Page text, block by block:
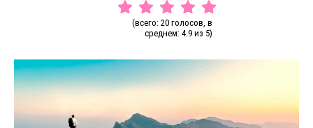
(всего: 20 голосов, в
среднем: 4.9 из 5)